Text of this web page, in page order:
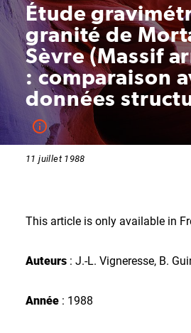
Étude
granité de
Sèvre (Massif
: comparaison
données
11 juillet 1988
This article is only available in
Auteurs : J.-L. Vigneresse, B.
Année : 1988